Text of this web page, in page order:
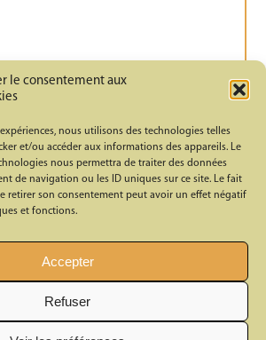
le consentement aux
nous utilisons des technologies telles
et/ou accéder aux informations des appareils. Le
nous permettra de traiter des données
de navigation ou les ID uniques sur ce site. Le fait
retirer son consentement peut avoir un effet négatif
et fonctions.
Accepter
Refuser
accepte lapolitique de
de ce site